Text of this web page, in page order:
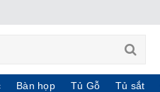
Bàn họp Tủ Gỗ Tủ sắt